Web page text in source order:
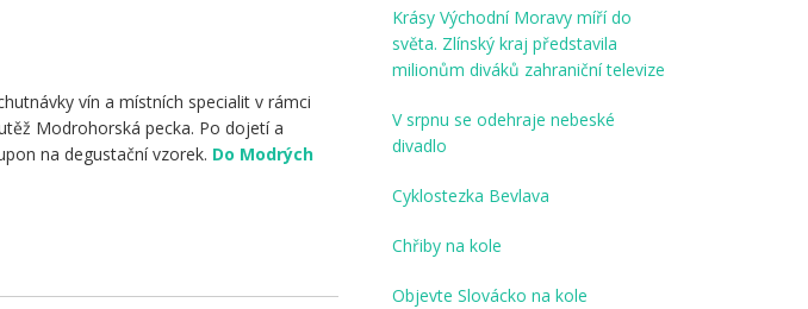
vín a místních specialit v rámci
Modrohorská pecka. Po dojetí a
na degustační vzorek. Do Modrých
Krásy Východní Moravy míří do
světa. Zlínský kraj představila
milionům diváků zahraniční televize
V srpnu se odehraje nebeské
divadlo
Cyklostezka Bevlava
Chřiby na kole
Objevte Slovácko na kole